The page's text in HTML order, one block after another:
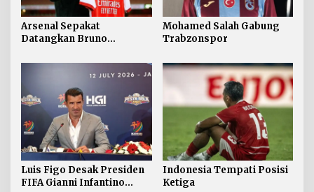
Arsenal Sepakat
Datangkan Bruno
Mohamed Salah Gabung
Trabzonspor
Luis Figo Desak Presiden
FIFA Gianni Infantino
Indonesia Tempati Posisi
Ketiga